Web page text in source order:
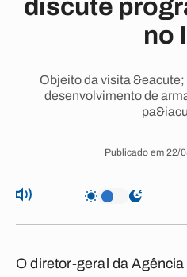
discute
no
Objeito da visita
desenvolvimento de
Publicado em 22/
O diretor-geral da